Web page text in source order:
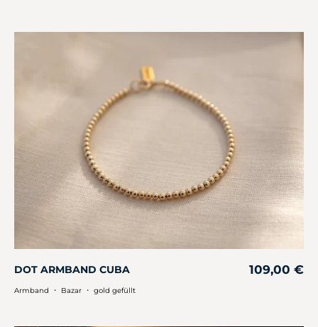
DOT ARMBAND CUBA 109,00 €
Armband ・ Bazar ・ gold gefüllt